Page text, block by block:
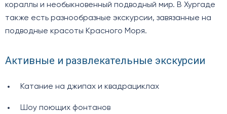
кораллы и необыкновенный подводный мир. В Хургаде
также есть разнообразные экскурсии, завязанные на
подводные красоты Красного Моря.
Активные и развлекательные экскурсии
Катание на джипах и квадрациклах
Шоу поющих фонтанов